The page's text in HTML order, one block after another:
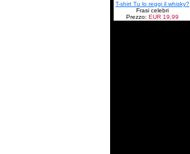
T-shirt Tu lo reggi il whisky?
Frasi celebri
Prezzo: EUR 19,99